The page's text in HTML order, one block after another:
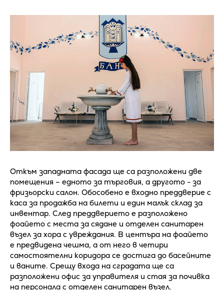
Откъм западната фасада ще са разположени две
помещения – едното за търговия, а другото - за
фризьорски салон. Обособено е входно преддверие с
каса за продажба на билети и един малък склад за
инвентар. След преддверието е разположено
фоайето с места за сядане и отделен санитарен
възел за хора с увреждания. В центъра на фоайето
е предвидена чешма, а от него в четири
самостоятелни коридора се достига до басейните
и ваните. Срещу входа на сградата ще са
разположени офис за управителя и стая за почивка
на персонала с отделен санитарен възел.